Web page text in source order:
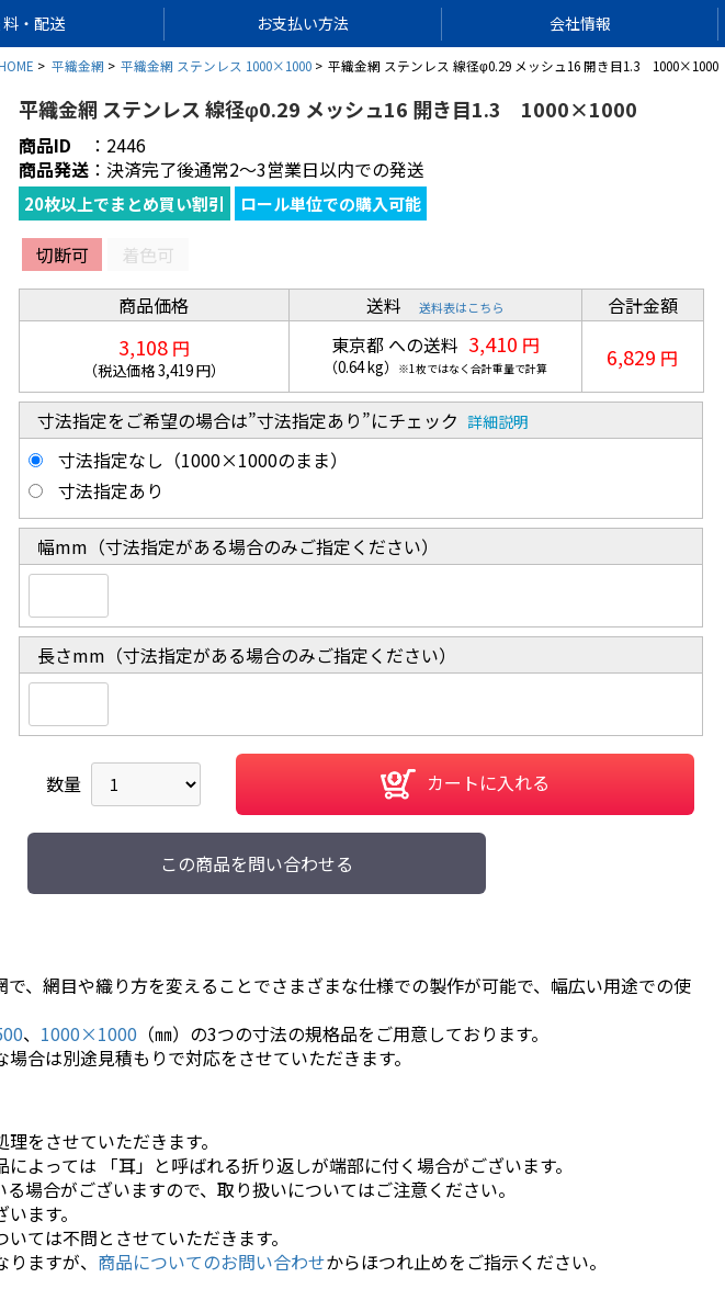
料・配送 お支払い方法 会社情報
平織金網 平織金網 ステンレス 1000×1000 平織金網 ステンレス 線径φ0.29 メッシュ16 開き目1.3 1000×1000
平織金網 ステンレス 線径φ0.29 メッシュ16 開き目1.3 1000×1000
商品ID ： 2446
商品発送 ：決済完了後通常2～3営業日以内での発送
20枚以上でまとめ買い割引 ロール単位での購入可能
切断可
着色可
商品価格
3,108 円
（税込価格3,419円）
送料送料表はこちら
東京都 への送料 3,410 円
（0.64kg） ※1枚ではなく合計重量で計算
合計金額
6,829 円
寸法指定をご希望の場合は”寸法指定あり”にチェック 詳細説明
寸法指定なし（1000×1000のまま）
寸法指定あり
幅mm（寸法指定がある場合のみご指定ください）
長さmm（寸法指定がある場合のみご指定ください）
数量 カートに入れる
この商品を問い合わせる
、網目や織り方を変えることでさまざまな仕様での製作が可能で、幅広い用途での使
、 1000×1000 （㎜）の3つの寸法の規格品をご用意しております。
合は別途見積もりで対応をさせていただきます。
をさせていただきます。
よっては 「耳」と呼ばれる折り返しが端部に付く場合がございます。
場合がございますので、取り扱いについてはご注意ください。
ます。
ては不問とさせていただきます。
ますが、 商品についてのお問い合わせからほつれ止めをご指示ください。